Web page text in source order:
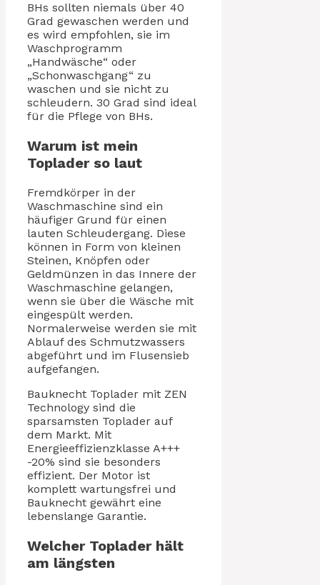
BHs sollten niemals über 40
Grad gewaschen werden und
es wird empfohlen, sie im
Waschprogramm
„Handwäsche“ oder
„Schonwaschgang“ zu
waschen und sie nicht zu
schleudern. 30 Grad sind ideal
für die Pflege von BHs.
Warum ist mein
Toplader so laut
Fremdkörper in der
Waschmaschine sind ein
häufiger Grund für einen
lauten Schleudergang. Diese
können in Form von kleinen
Steinen, Knöpfen oder
Geldmünzen in das Innere der
Waschmaschine gelangen,
wenn sie über die Wäsche mit
eingespült werden.
Normalerweise werden sie mit
Ablauf des Schmutzwassers
abgeführt und im Flusensieb
aufgefangen.
Bauknecht Toplader mit ZEN
Technology sind die
sparsamsten Toplader auf
dem Markt. Mit
Energieeffizienzklasse A+++
-20% sind sie besonders
effizient. Der Motor ist
komplett wartungsfrei und
Bauknecht gewährt eine
lebenslange Garantie.
Welcher Toplader hält
am längsten